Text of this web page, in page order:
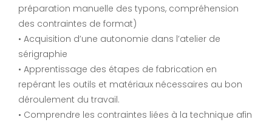
préparation manuelle des typons, compréhension
des contraintes de format)
• Acquisition d’une autonomie dans l’atelier de
sérigraphie
• Apprentissage des étapes de fabrication en
repérant les outils et matériaux nécessaires au bon
déroulement du travail.
• Comprendre les contraintes liées à la technique afin